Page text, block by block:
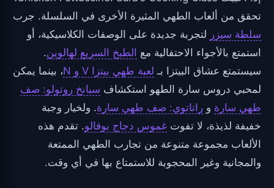
تحقق من ألعاب الطهي المثيرة الأخرى في السلسلة. جرب
سلطة سيزر لتجربة جديدة على الوصفات الكلاسيكية، أو
استمتع بالأجواء الاحتفالية مع الطبخ السريع لهالوين.
سيستمتع عشاق البيتزا بـ لعبة طهي بيتزا V و N
، بينما يمكن
لمحبي دروس سارة الطهو استكشاف سبانخ روتولو: صف
طهي سارةو راتاتوي: صف طهي سارة. ولخيار وجبة
خفيفة لذيذة، لا تفوت غموس دجاج بوفالو. تقدم هذه
الألعاب مجموعة متنوعة من تجارب الطهي الممتعة
والمجانية وغير المحجوبة للاستمتاع بها في أي وقت.